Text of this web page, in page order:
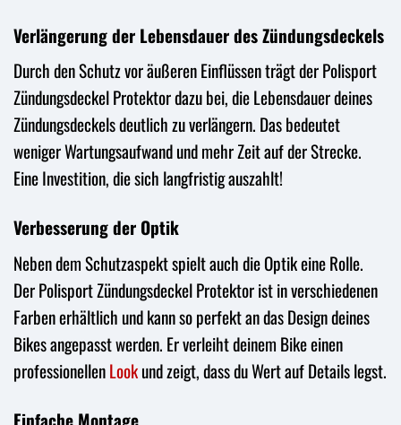
Verlängerung der Lebensdauer des Zündungsdeckels
Durch den Schutz vor äußeren Einflüssen trägt der Polisport
Zündungsdeckel Protektor dazu bei, die Lebensdauer deines
Zündungsdeckels deutlich zu verlängern. Das bedeutet
weniger Wartungsaufwand und mehr Zeit auf der Strecke.
Eine Investition, die sich langfristig auszahlt!
Verbesserung der Optik
Neben dem Schutzaspekt spielt auch die Optik eine Rolle.
Der Polisport Zündungsdeckel Protektor ist in verschiedenen
Farben erhältlich und kann so perfekt an das Design deines
Bikes angepasst werden. Er verleiht deinem Bike einen
professionellenLookund zeigt, dass du Wert auf Details legst.